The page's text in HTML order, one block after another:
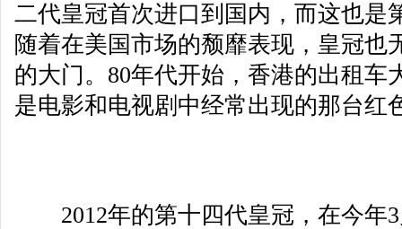
二代皇冠首次进口到国内，而这也是
随着在美国市场的颓靡表现，皇冠也
的大门。80年代开始，香港的出租车
是电影和电视剧中经常出现的那台红
2012年的第十四代皇冠，在今年3